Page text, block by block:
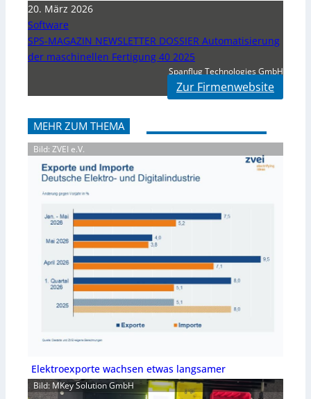
20. März 2026
Software
SPS-MAGAZIN NEWSLETTER DOSSIER Automatisierung
der maschinellen Fertigung 40 2025
Spanflug Technologies GmbH
Zur Firmenwebsite
MEHR ZUM THEMA
Bild: ZVEI e.V.
Elektroexporte wachsen etwas langsamer
Bild: MKey Solution GmbH